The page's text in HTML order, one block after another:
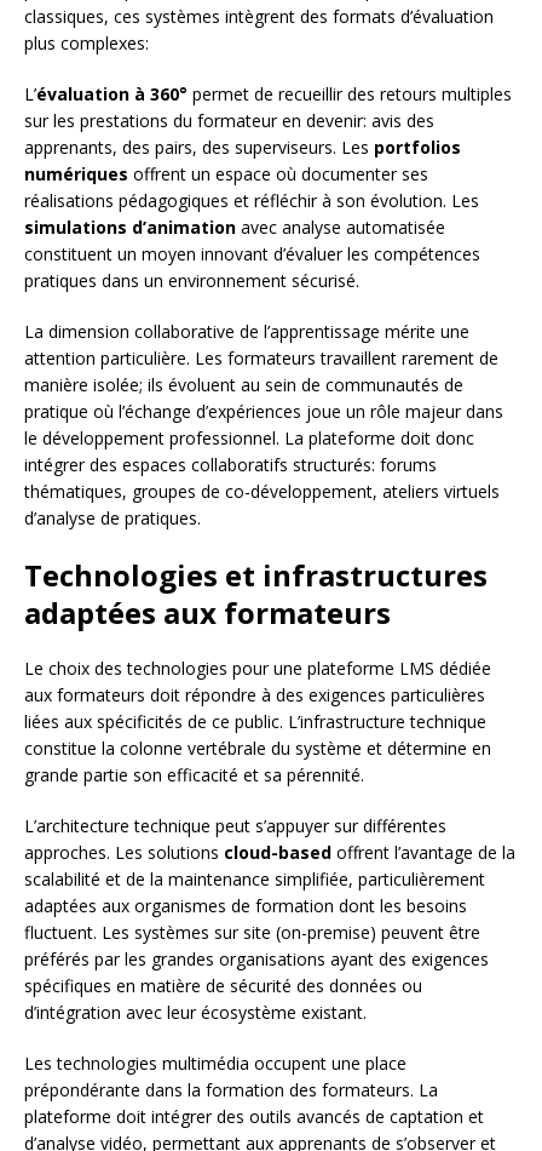
classiques, ces systèmes intègrent des formats d’évaluation
plus complexes:
L’évaluation à 360° permet de recueillir des retours multiples
sur les prestations du formateur en devenir: avis des
apprenants, des pairs, des superviseurs. Les portfolios
numériques offrent un espace où documenter ses
réalisations pédagogiques et réfléchir à son évolution. Les
simulations d’animation avec analyse automatisée
constituent un moyen innovant d’évaluer les compétences
pratiques dans un environnement sécurisé.
La dimension collaborative de l’apprentissage mérite une
attention particulière. Les formateurs travaillent rarement de
manière isolée; ils évoluent au sein de communautés de
pratique où l’échange d’expériences joue un rôle majeur dans
le développement professionnel. La plateforme doit donc
intégrer des espaces collaboratifs structurés: forums
thématiques, groupes de co-développement, ateliers virtuels
d’analyse de pratiques.
Technologies et infrastructures
adaptées aux formateurs
Le choix des technologies pour une plateforme LMS dédiée
aux formateurs doit répondre à des exigences particulières
liées aux spécificités de ce public. L’infrastructure technique
constitue la colonne vertébrale du système et détermine en
grande partie son efficacité et sa pérennité.
L’architecture technique peut s’appuyer sur différentes
approches. Les solutions cloud-based offrent l’avantage de la
scalabilité et de la maintenance simplifiée, particulièrement
adaptées aux organismes de formation dont les besoins
fluctuent. Les systèmes sur site (on-premise) peuvent être
préférés par les grandes organisations ayant des exigences
spécifiques en matière de sécurité des données ou
d’intégration avec leur écosystème existant.
Les technologies multimédia occupent une place
prépondérante dans la formation des formateurs. La
plateforme doit intégrer des outils avancés de captation et
d’analyse vidéo, permettant aux apprenants de s’observer et